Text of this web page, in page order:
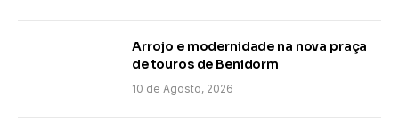
Arrojo e modernidade na nova praça
de touros de Benidorm
10 de Agosto, 2026